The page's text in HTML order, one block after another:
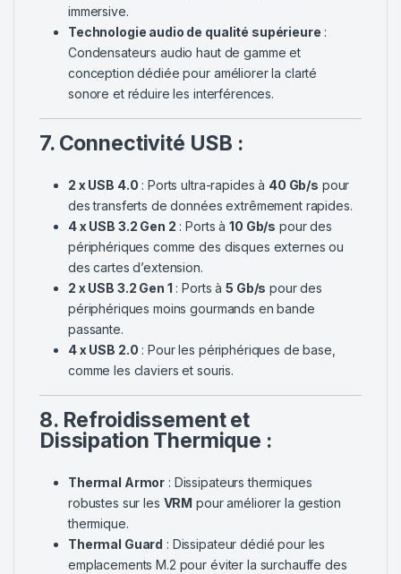
immersive.
Technologie audio de qualité supérieure :
Condensateurs audio haut de gamme et
conception dédiée pour améliorer la clarté
sonore et réduire les interférences.
7. Connectivité USB :
2 x USB 4.0 : Ports ultra-rapides à 40 Gb/s pour
des transferts de données extrêmement rapides.
4 x USB 3.2 Gen 2 : Ports à10 Gb/s pour des
périphériques comme des disques externes ou
des cartes d’extension.
2 x USB 3.2 Gen 1 : Ports à5 Gb/s pour des
périphériques moins gourmands en bande
passante.
4 x USB 2.0 : Pour les périphériques de base,
comme les claviers et souris.
8. Refroidissement et
Dissipation Thermique :
Thermal Armor : Dissipateurs thermiques
robustes sur les VRM pour améliorer la gestion
thermique.
Thermal Guard : Dissipateur dédié pour les
emplacements M.2 pour éviter la surchauffe des